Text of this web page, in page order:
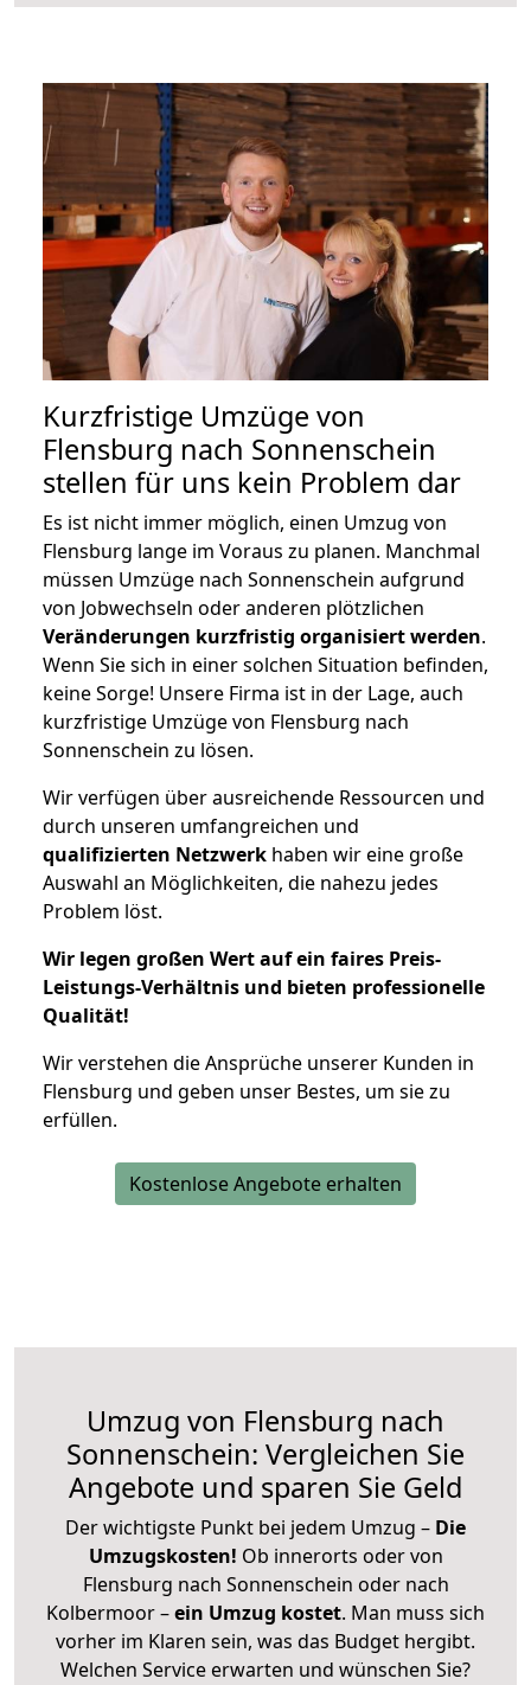
Kurzfristige Umzüge von
Flensburg nach Sonnenschein
stellen für uns kein Problem dar
Es ist nicht immer möglich, einen Umzug von
Flensburg lange im Voraus zu planen. Manchmal
müssen Umzüge nach Sonnenschein aufgrund
von Jobwechseln oder anderen plötzlichen
Veränderungen kurzfristig organisiert werden.
Wenn Sie sich in einer solchen Situation befinden,
keine Sorge! Unsere Firma ist in der Lage, auch
kurzfristige Umzüge von Flensburg nach
Sonnenschein zu lösen.
Wir verfügen über ausreichende Ressourcen und
durch unseren umfangreichen und
qualifizierten Netzwerk haben wir eine große
Auswahl an Möglichkeiten, die nahezu jedes
Problem löst.
Wir legen großen Wert auf ein faires Preis-
Leistungs-Verhältnis und bieten professionelle
Qualität!
Wir verstehen die Ansprüche unserer Kunden in
Flensburg und geben unser Bestes, um sie zu
erfüllen.
Kostenlose Angebote erhalten
Umzug von Flensburg nach
Sonnenschein: Vergleichen Sie
Angebote und sparen Sie Geld
Der wichtigste Punkt bei jedem Umzug – Die
Umzugskosten! Ob innerorts oder von
Flensburg nach Sonnenschein oder nach
Kolbermoor –ein Umzug kostet. Man muss sich
vorher im Klaren sein, was das Budget hergibt.
Welchen Service erwarten und wünschen Sie?